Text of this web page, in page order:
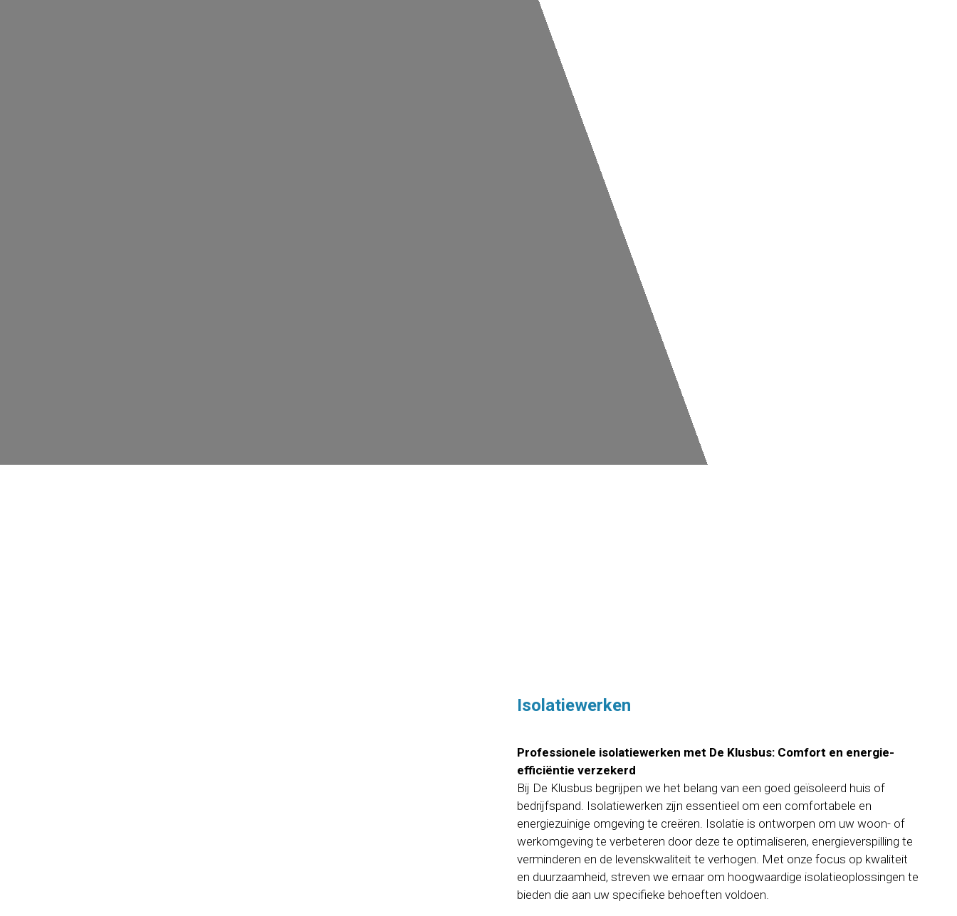
Isolatiewerken
Professionele isolatiewerken met De Klusbus: Comfort en energie-
efficiëntie verzekerd
Bij De Klusbus begrijpen we het belang van een goed geïsoleerd huis of
bedrijfspand. Isolatiewerken zijn essentieel om een comfortabele en
energiezuinige omgeving te creëren. Isolatie is ontworpen om uw woon- of
werkomgeving te verbeteren door deze te optimaliseren, energieverspilling te
verminderen en de levenskwaliteit te verhogen. Met onze focus op kwaliteit
en duurzaamheid, streven we ernaar om hoogwaardige isolatieoplossingen te
bieden die aan uw specifieke behoeften voldoen.